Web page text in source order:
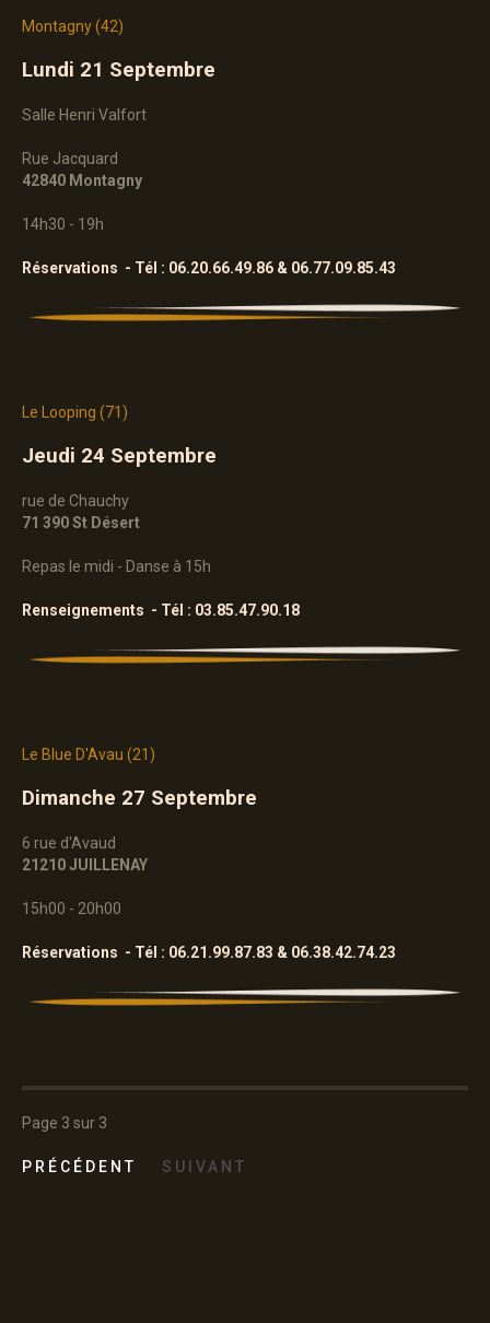
Montagny(42)
Lundi 21 Septembre
Salle Henri Valfort
Rue Jacquard
42840 Montagny
14h30 - 19h
Réservations - Tél : 06.20.66.49.86 & 06.77.09.85.43
Le Looping (71)
Jeudi 24 Septembre
rue de Chauchy
71 390 St Désert
Repas le midi - Danse à 15h
Renseignements - Tél : 03.85.47.90.18
Le Blue D'Avau (21)
Dimanche 27 Septembre
6 rue d'Avaud
21210 JUILLENAY
15h00 - 20h00
Réservations - Tél : 06.21.99.87.83 & 06.38.42.74.23
Page 3 sur 3
PRÉCÉDENT SUIVANT